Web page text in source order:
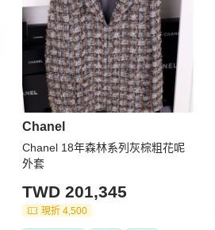
Chanel
Chanel 18年森林系列灰棕粗花呢
外套
TWD 201,345
現折 4,500